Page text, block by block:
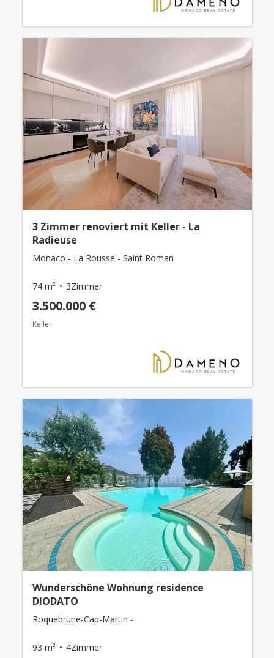
3 Zimmer renoviert mit Keller - La
Radieuse
Monaco - La Rousse - Saint Roman
74 m² 3Zimmer
3.500.000 €
Keller
Wunderschöne Wohnung residence
DIODATO
Roquebrune-Cap-Martin -
93 m² 4Zimmer